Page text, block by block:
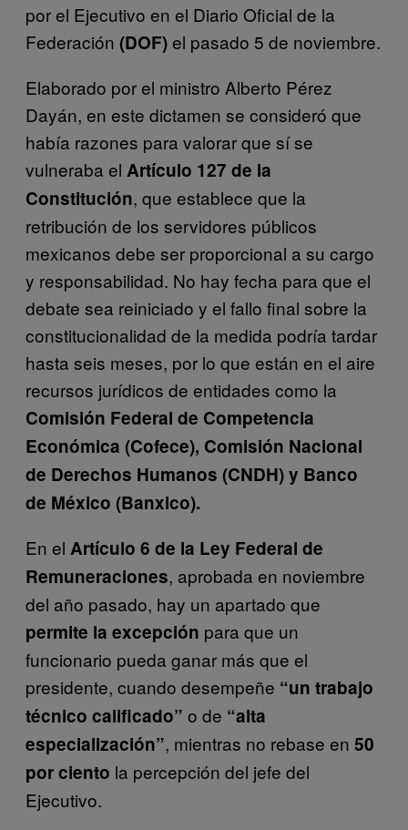
por el Ejecutivo en el Diario Oficial de la
Federación (DOF)el pasado 5 de noviembre.
Elaborado por el ministro Alberto Pérez
Dayán, en este dictamen se consideró que
había razones para valorar que sí se
vulneraba el Artículo 127 de la
Constitución, que establece que la
retribución de los servidores públicos
mexicanos debe ser proporcional a su cargo
y responsabilidad. No hay fecha para que el
debate sea reiniciado y el fallo final sobre la
constitucionalidad de la medida podría tardar
hasta seis meses, por lo que están en el aire
recursos jurídicos de entidades como la
Comisión Federal de Competencia
Económica (Cofece), Comisión Nacional
de Derechos Humanos (CNDH) y Banco
de México (Banxico).
En el Artículo 6 de la Ley Federal de
Remuneraciones, aprobada en noviembre
del año pasado, hay un apartado que
permite la excepción para que un
funcionario pueda ganar más que el
presidente, cuando desempeñe “un trabajo
técnico calificado” o de “alta
especialización”, mientras no rebase en 50
por ciento la percepción del jefe del
Ejecutivo.